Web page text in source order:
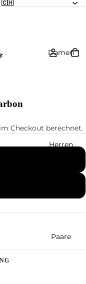
🇨🇭
Damen
Herren
Paare
Checkout berechnet.